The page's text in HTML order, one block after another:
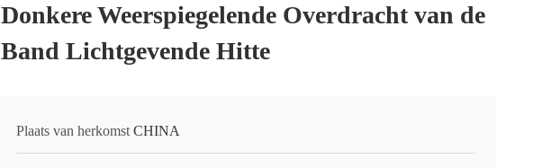
Donkere Weerspiegelende Overdracht van de
Band Lichtgevende Hitte
Plaats van herkomst CHINA